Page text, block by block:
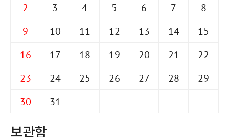
2
3 4 5 6 7
8
9
10 11 12 13 14
15
16
17 18 19 20 21
22
23
24 25 26 27 28
29
30
31
보관함